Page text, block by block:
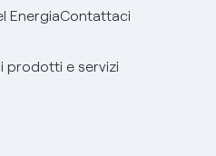
EnergiaContattaci
prodotti e servizi